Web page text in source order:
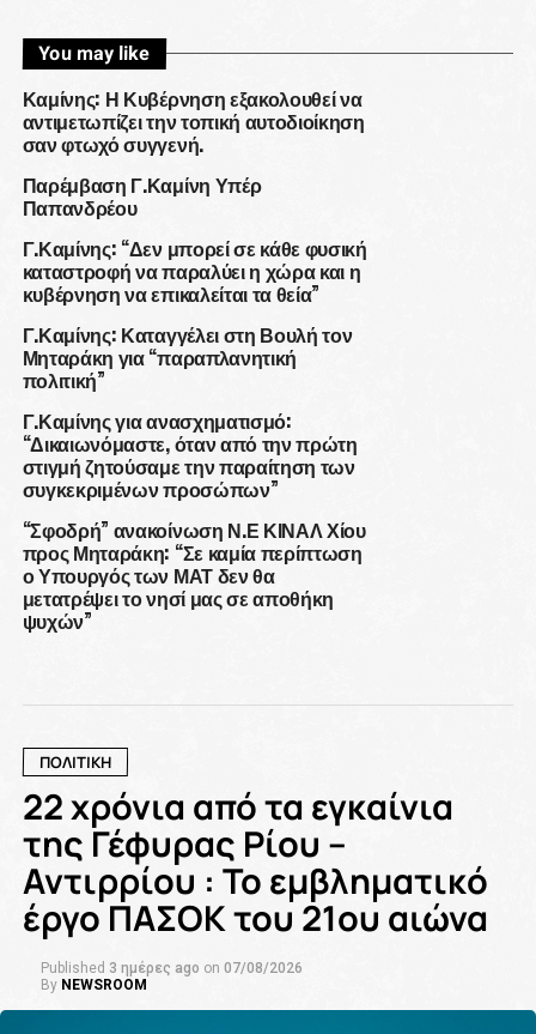
You may like
Καμίνης: Η Κυβέρνηση εξακολουθεί να
αντιμετωπίζει την τοπική αυτοδιοίκηση
σαν φτωχό συγγενή.
Παρέμβαση Γ.Καμίνη Υπέρ
Παπανδρέου
Γ.Καμίνης: “Δεν μπορεί σε κάθε φυσική
καταστροφή να παραλύει η χώρα και η
κυβέρνηση να επικαλείται τα θεία”
Γ.Καμίνης: Καταγγέλει στη Βουλή τον
Μηταράκη για “παραπλανητική
πολιτική”
Γ.Καμίνης για ανασχηματισμό:
“Δικαιωνόμαστε, όταν από την πρώτη
στιγμή ζητούσαμε την παραίτηση των
συγκεκριμένων προσώπων”
“Σφοδρή” ανακοίνωση Ν.Ε ΚΙΝΑΛ Χίου
προς Μηταράκη: “Σε καμία περίπτωση
ο Υπουργός των ΜΑΤ δεν θα
μετατρέψει το νησί μας σε αποθήκη
ψυχών”
ΠΟΛΙΤΙΚΗ
22 χρόνια από τα εγκαίνια
της Γέφυρας Ρίου –
Αντιρρίου : Το εμβληματικό
έργο ΠΑΣΟΚ του 21ου αιώνα
Published 3 ημέρες ago on 07/08/2026
By NEWSROOM